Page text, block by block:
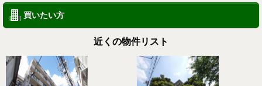
買いたい方
近くの物件リスト